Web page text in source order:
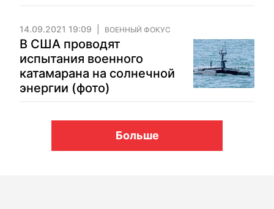
14.09.2021 19:09 ВОЕННЫЙ ФОКУС
В США проводят
испытания военного
катамарана на солнечной
энергии (фото)
Больше